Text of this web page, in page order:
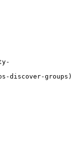
discover-groups)